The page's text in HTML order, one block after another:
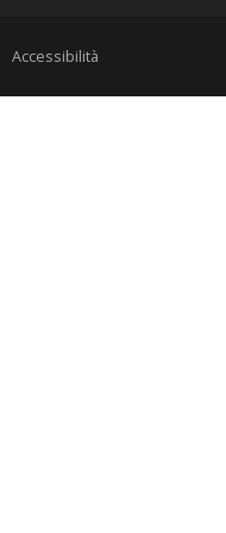
Accessibilità